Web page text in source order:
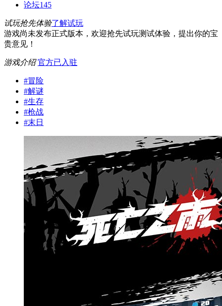
论坛145
试玩抢先体验了解试玩
游戏尚未发布正式版本，欢迎抢先试玩测试体验，提出你的宝
贵意见！
游戏介绍 官方已入驻
#冒险
#解谜
#生存
#枪战
#末日